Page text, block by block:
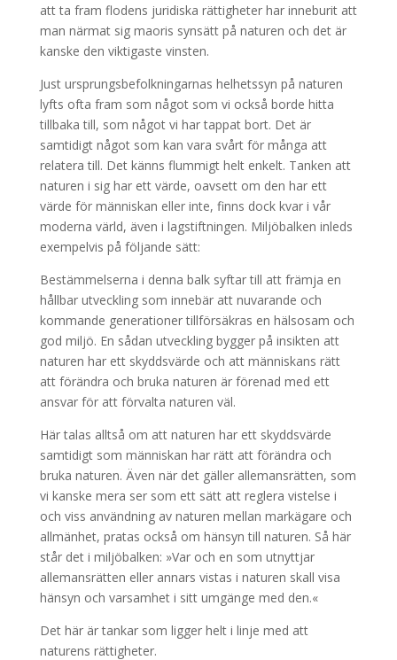
att ta fram flodens juridiska rättigheter har inneburit att
man närmat sig maoris synsätt på naturen och det är
kanske den viktigaste vinsten.
Just ursprungsbefolkningarnas helhetssyn på naturen
lyfts ofta fram som något som vi också borde hitta
tillbaka till, som något vi har tappat bort. Det är
samtidigt något som kan vara svårt för många att
relatera till. Det känns flummigt helt enkelt. Tanken att
naturen i sig har ett värde, oavsett om den har ett
värde för människan eller inte, finns dock kvar i vår
moderna värld, även i lagstiftningen. Miljöbalken inleds
exempelvis på följande sätt:
Bestämmelserna i denna balk syftar till att främja en
hållbar utveckling som innebär att nuvarande och
kommande generationer tillförsäkras en hälsosam och
god miljö. En sådan utveckling bygger på insikten att
naturen har ett skyddsvärde och att människans rätt
att förändra och bruka naturen är förenad med ett
ansvar för att förvalta naturen väl.
Här talas alltså om att naturen har ett skyddsvärde
samtidigt som människan har rätt att förändra och
bruka naturen. Även när det gäller allemansrätten, som
vi kanske mera ser som ett sätt att reglera vistelse i
och viss användning av naturen mellan markägare och
allmänhet, pratas också om hänsyn till naturen. Så här
står det i miljöbalken: »Var och en som utnyttjar
allemansrätten eller annars vistas i naturen skall visa
hänsyn och varsamhet i sitt umgänge med den.«
Det här är tankar som ligger helt i linje med att
naturens rättigheter.